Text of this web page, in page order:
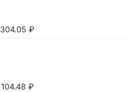
304.05 ₽
104.48 ₽